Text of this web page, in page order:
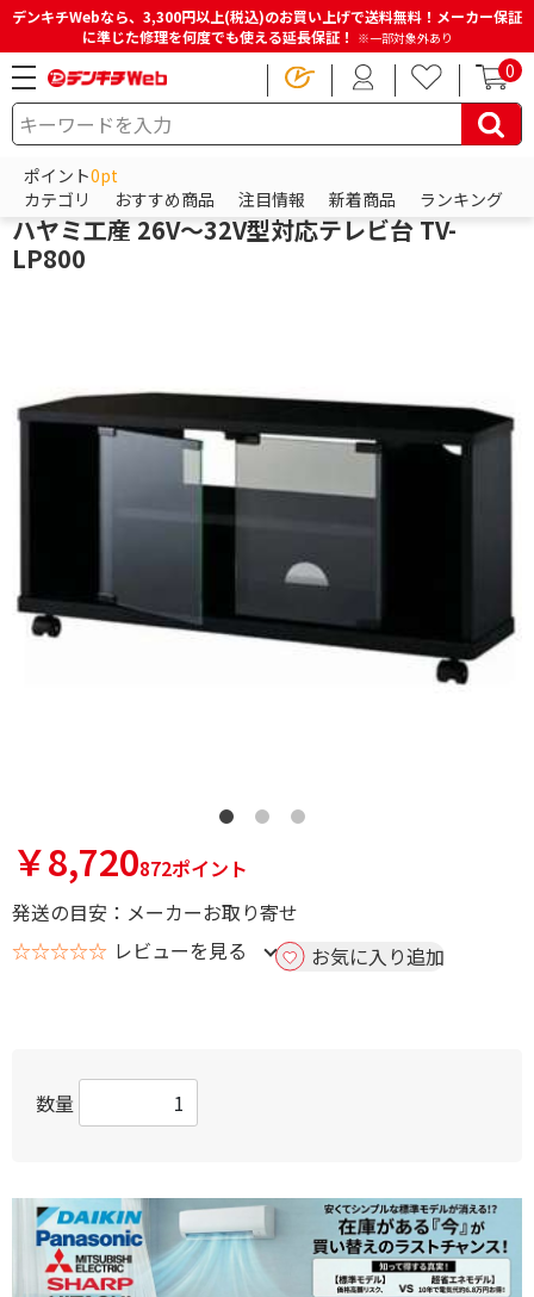
デンキチWebなら、3,300円以上(税込)のお買い上げで送料無料！メーカー保証
に準じた修理を何度でも使える延長保証！ ※一部対象外あり
0
ポイント0pt
カテゴリ
おすすめ商品 注目情報 新着商品 ランキング
HOME 商品一覧ページ テレビ・レコーダー
ハヤミ工産
ハヤミ工産 26V～32V型対応テレビ台 TV-
LP800
￥8,720872ポイント
発送の目安：メーカーお取り寄せ
☆☆☆☆☆ レビューを見る お気に入り追加
数量